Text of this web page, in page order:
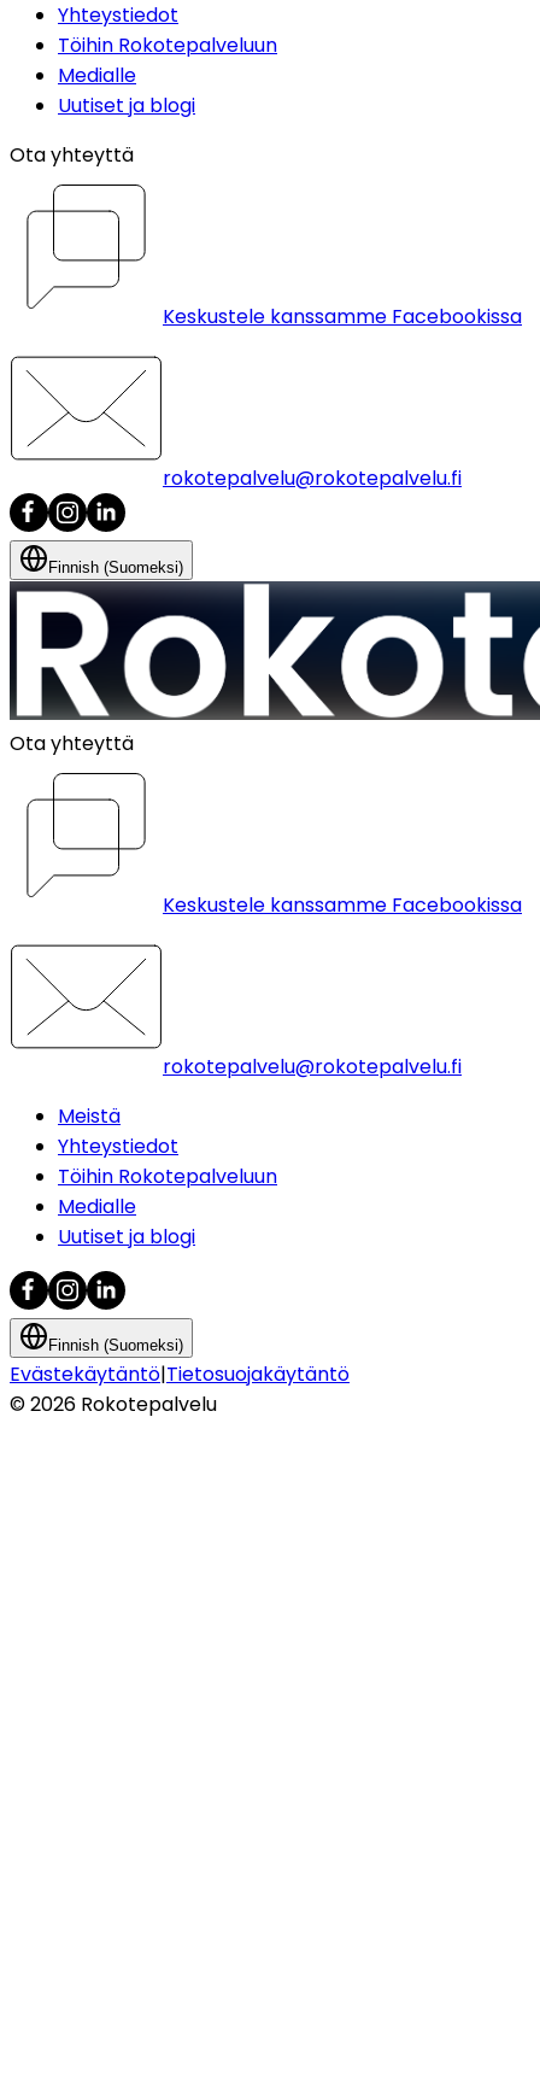
Yhteystiedot
Töihin Rokotepalveluun
Medialle
Uutiset ja blogi
Ota yhteyttä
Keskustele kanssamme Facebookissa
rokotepalvelu@rokotepalvelu.fi
Finnish (Suomeksi)
Ota yhteyttä
Keskustele kanssamme Facebookissa
rokotepalvelu@rokotepalvelu.fi
Meistä
Yhteystiedot
Töihin Rokotepalveluun
Medialle
Uutiset ja blogi
Finnish (Suomeksi)
Evästekäytäntö|Tietosuojakäytäntö
©2026 Rokotepalvelu